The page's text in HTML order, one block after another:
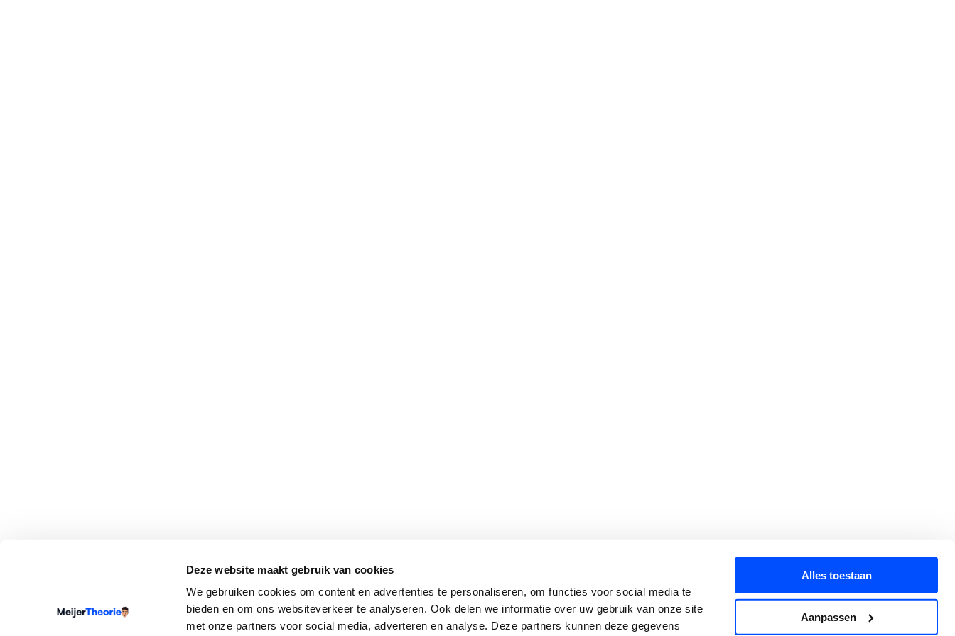
Deze website maakt gebruik van cookies
We gebruiken cookies om content en advertenties te personaliseren, om functies voor social media te
bieden en om ons websiteverkeer te analyseren. Ook delen we informatie over uw gebruik van onze site
met onze partners voor social media, adverteren en analyse. Deze partners kunnen deze gegevens
Alles toestaan
Aanpassen